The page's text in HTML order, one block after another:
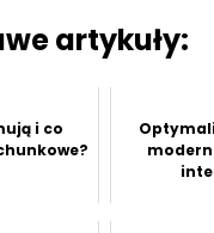
artykuły:
i co